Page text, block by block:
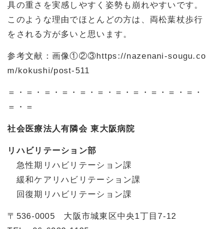
具の重さを実感しやすく姿勢も崩れやすいです。
このような理由でほとんどの方は、両松葉杖歩行
をされる方が多いと思います。
参考文献：画像①②③https://nazenani-sougu.co
m/kokushi/post-511
＝・＝・＝・＝・＝・＝・＝・＝・＝・＝・＝・
＝・＝
社会医療法人有隣会 東大阪病院
リハビリテーション部
急性期リハビリテーション課
緩和ケアリハビリテーション課
回復期リハビリテーション課
〒536-0005 大阪市城東区中央1丁目7-12